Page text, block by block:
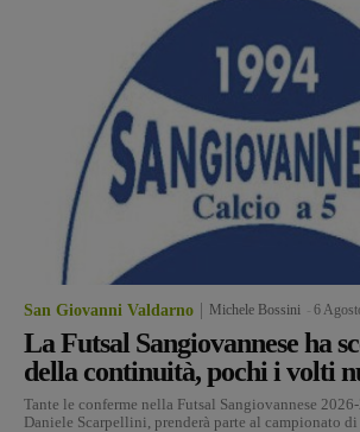
San Giovanni Valdarno Michele Bossini 6
La Futsal Sangiovannese ha
della continuità, pochi i volti
Tante le conferme nella Futsal Sangiovannese
Daniele Scarpellini, prenderà parte al campionato di